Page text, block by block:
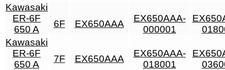
Kawasaki
ER-6F
650 A
6F EX650AAA
EX650AAA-
000001
Kawasaki
ER-6F
650 A
7F EX650AAA
EX650AAA-
018001